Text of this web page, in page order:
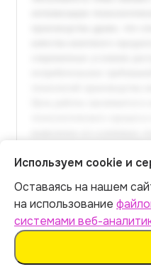
Итог:399р.
Используем cookie и
Оставаясь на нашем
на использование
системами веб-